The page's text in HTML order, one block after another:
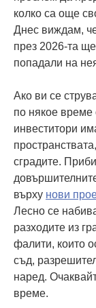
колко са още
Днес виждам,
през 2026-та
попадали на
Ако ви се
по някое време
инвеститори
сградите.
върху нови
Лесно се
разходите из
фалити, които
съд,
наред.
време.